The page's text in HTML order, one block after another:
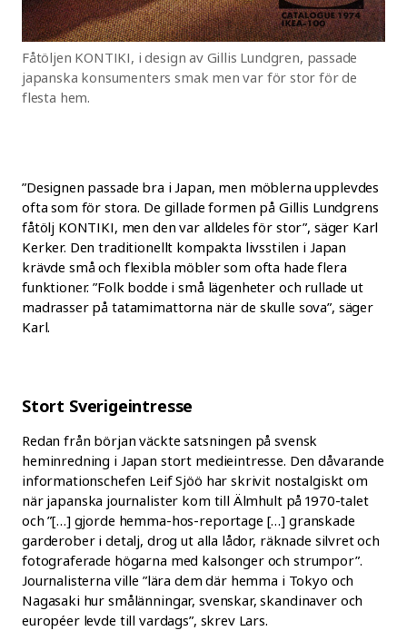
Fåtöljen KONTIKI, i design av Gillis Lundgren, passade
japanska konsumenters smak men var för stor för de
flesta hem.
”Designen passade bra i Japan, men möblerna upplevdes
ofta som för stora. De gillade formen på Gillis Lundgrens
fåtölj KONTIKI, men den var alldeles för stor”, säger Karl
Kerker. Den traditionellt kompakta livsstilen i Japan
krävde små och flexibla möbler som ofta hade flera
funktioner. ”Folk bodde i små lägenheter och rullade ut
madrasser på tatamimattorna när de skulle sova”, säger
Karl.
Stort Sverigeintresse
Redan från början väckte satsningen på svensk
heminredning i Japan stort medieintresse. Den dåvarande
informationschefen Leif Sjöö har skrivit nostalgiskt om
när japanska journalister kom till Älmhult på 1970-talet
och ”[…] gjorde hemma-hos-reportage […] granskade
garderober i detalj, drog ut alla lådor, räknade silvret och
fotograferade högarna med kalsonger och strumpor”.
Journalisterna ville ”lära dem där hemma i Tokyo och
Nagasaki hur smålänningar, svenskar, skandinaver och
européer levde till vardags”, skrev Lars.